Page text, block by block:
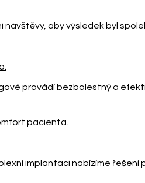
aby výsledek byl
provádí bezbolestný a
pacienta.
implantaci nabízíme řešení